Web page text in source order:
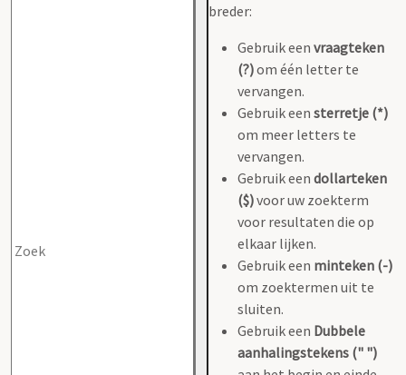
breder:
Gebruik een vraagteken
(?)om één letter te
vervangen.
Gebruik een sterretje (*)
om meer letters te
vervangen.
Gebruik een dollarteken
($)voor uw zoekterm
voor resultaten die op
elkaar lijken.
Gebruik een minteken (-)
om zoektermen uit te
sluiten.
Gebruik een Dubbele
aanhalingstekens (" ")